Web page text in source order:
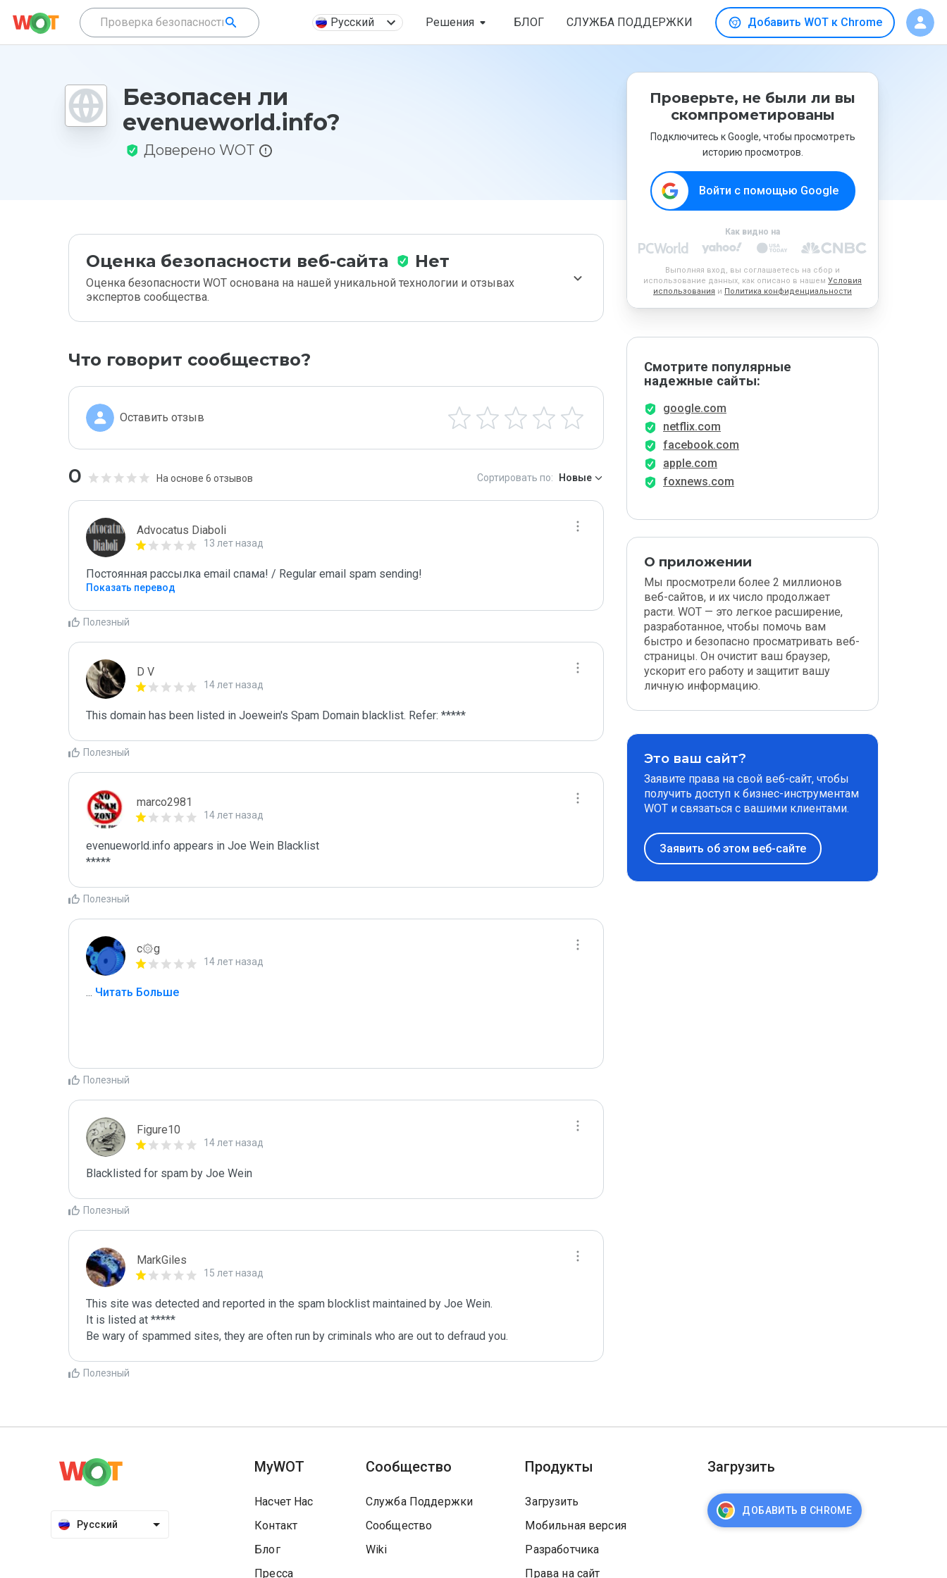
Русский Решения БЛОГ СЛУЖБА ПОДДЕРЖКИ Добавить WOT к Chrome
Безопасен ли
evenueworld.info?
Доверено WOT
Оценка безопасности веб-сайта Нет
Оценка безопасности WOT основана на нашей уникальной технологии и отзывах
экспертов сообщества.
Что говорит сообщество?
Оставить отзыв
0 На основе 6 отзывов Сортировать по: Новые
Advocatus Diaboli
13 лет назад
Постоянная рассылка email спама! / Regular email spam sending!
Показать перевод
Полезный
D V
14 лет назад
This domain has been listed in Joewein's Spam Domain blacklist. Refer: *****
Полезный
marco2981
14 лет назад
evenueworld.info appears in Joe Wein Blacklist
*****
Полезный
c۞g
14 лет назад
... Читать Больше
Полезный
Figure10
14 лет назад
Blacklisted for spam by Joe Wein
Полезный
MarkGiles
15 лет назад
This site was detected and reported in the spam blocklist maintained by Joe Wein.
It is listed at *****
Be wary of spammed sites, they are often run by criminals who are out to defraud you.
Полезный
Проверьте, не были ли вы
скомпрометированы
Подключитесь к Google, чтобы просмотреть
историю просмотров.
Войти с помощью Google
Как видно на
Выполняя вход, вы соглашаетесь на сбор и
использование данных, как описано в нашем Условия
использования и Политика конфиденциальности
Смотрите популярные
надежные сайты:
google.com
netflix.com
facebook.com
apple.com
foxnews.com
О приложении
Мы просмотрели более 2 миллионов
веб-сайтов, и их число продолжает
расти. WOT — это легкое расширение,
разработанное, чтобы помочь вам
быстро и безопасно просматривать веб-
страницы. Он очистит ваш браузер,
ускорит его работу и защитит вашу
личную информацию.
Это ваш сайт?
Заявите права на свой веб-сайт, чтобы
получить доступ к бизнес-инструментам
WOT и связаться с вашими клиентами.
Заявить об этом веб-сайте
Русский
MyWOT
Насчет Нас
Контакт
Блог
Пресса
Сообщество
Служба Поддержки
Сообщество
Wiki
Продукты
Загрузить
Мобильная версия
Разработчика
Права на сайт
Загрузить
ДОБАВИТЬ В CHROME